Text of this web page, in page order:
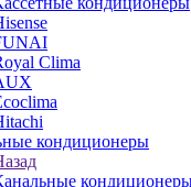
Clima
кондиционеры